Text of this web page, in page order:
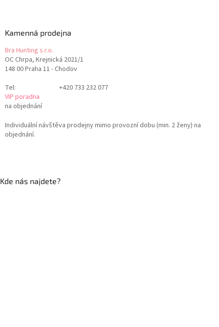
Kamenná prodejna
Bra Hunting s.r.o.
OC Chrpa, Krejnická 2021/1
148 00 Praha 11 - Chodov
Tel:
+420 733 232 077
VIP poradna
na objednání
Individuální návštěva prodejny mimo provozní dobu (min. 2 ženy) na
objednání.
Kde nás najdete?